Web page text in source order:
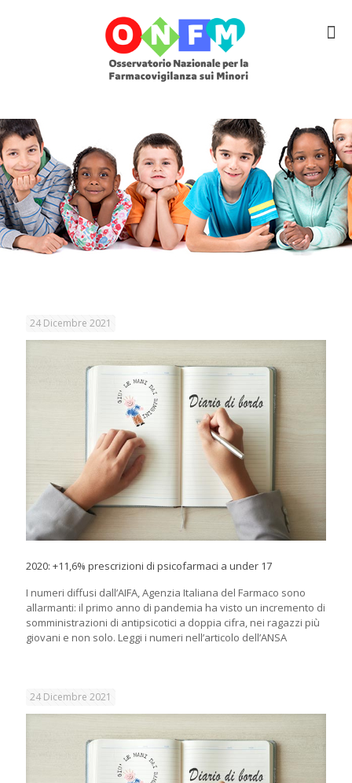
24 Dicembre 2021
2020: +11,6% prescrizioni di psicofarmaci a under 17
I numeri diffusi dall’AIFA, Agenzia Italiana del Farmaco sono
allarmanti: il primo anno di pandemia ha visto un incremento di
somministrazioni di antipsicotici a doppia cifra, nei ragazzi più
giovani e non solo. Leggi i numeri nell’articolo dell’ANSA
24 Dicembre 2021